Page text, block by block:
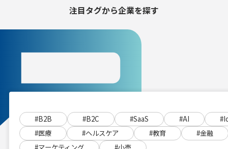
注目タグから企業を探す
#B2B #B2C #SaaS #AI
#医療
#ヘルスケア #教育
#金融